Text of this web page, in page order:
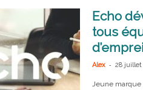
Echo
tous
Alex - 28 juillet
Jeune marque